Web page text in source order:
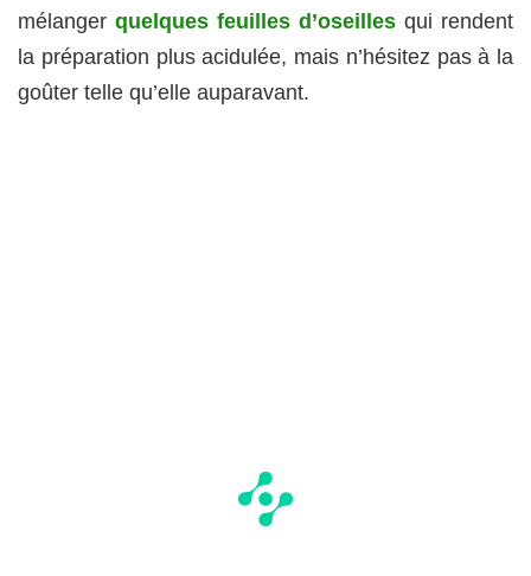
mélanger quelques feuilles d’oseilles qui rendent
la préparation plus acidulée, mais n’hésitez pas à la
goûter telle qu’elle auparavant.